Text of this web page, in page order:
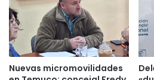
a
n
d
a
l
u
m
n
a
s
Nuevas micromovilidades